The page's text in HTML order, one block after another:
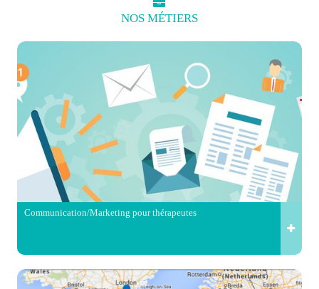
NOS MÉTIERS
Communication/Marketing pour thérapeutes